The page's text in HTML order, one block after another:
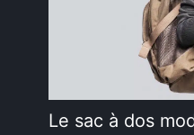
Le sac à dos